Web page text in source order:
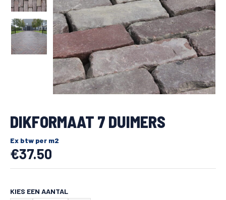
DIKFORMAAT 7 DUIMERS
Ex btw per m2
€37.50
KIES EEN AANTAL